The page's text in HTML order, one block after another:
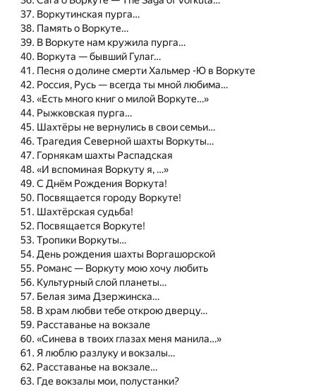
Воркутинская пурга…
Память о Воркуте…
В Воркуте нам кружила пурга…
Воркута — бывший Гулаг…
Песня о долине смерти Хальмер -Ю в Воркуте
Россия, Русь — всегда ты мной любима…
«Есть много книг о милой Воркуте…»
Рыжковская пурга…
Шахтёры не вернулись в свои семьи…
Трагедия Северной шахты Воркуты…
Горнякам шахты Распадская
«И вспоминая Воркуту я, …»
С Днём Рождения Воркута!
Посвящается городу Воркуте!
Шахтёрская судьба!
Посвящается Воркуте!
Тропики Воркуты…
День рождения шахты Воргашорской
Романс — Воркуту мою хочу любить
Культурный слой планеты…
Белая зима Дзержинска…
В храм любви тебе открою дверцу…
Расставанье на вокзале
«Синева в твоих глазах меня манила…»
Я люблю разлуку и вокзалы…
Расставанье на вокзале…
Где вокзалы мои, полустанки?